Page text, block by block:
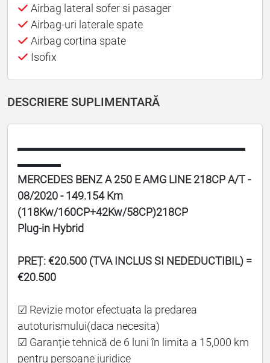
Airbag lateral sofer si pasager
Airbag-uri laterale spate
Airbag cortina spate
Isofix
DESCRIERE SUPLIMENTARĂ
▬▬▬▬▬▬▬▬▬▬▬▬▬▬▬▬▬▬▬▬▬
▬▬▬▬
MERCEDES BENZ A 250 E AMG LINE 218CP A/T -
08/2020 - 149.154 Km
(118Kw/160CP+42Kw/58CP)218CP
Plug-in Hybrid
PREȚ: €20.500 (TVA INCLUS SI NEDEDUCTIBIL) =
€20.500
☑ Revizie motor efectuata la predarea
autoturismului(daca necesita)
☑ Garanție tehnică de 6 luni în limita a 15,000 km
pentru persoane juridice